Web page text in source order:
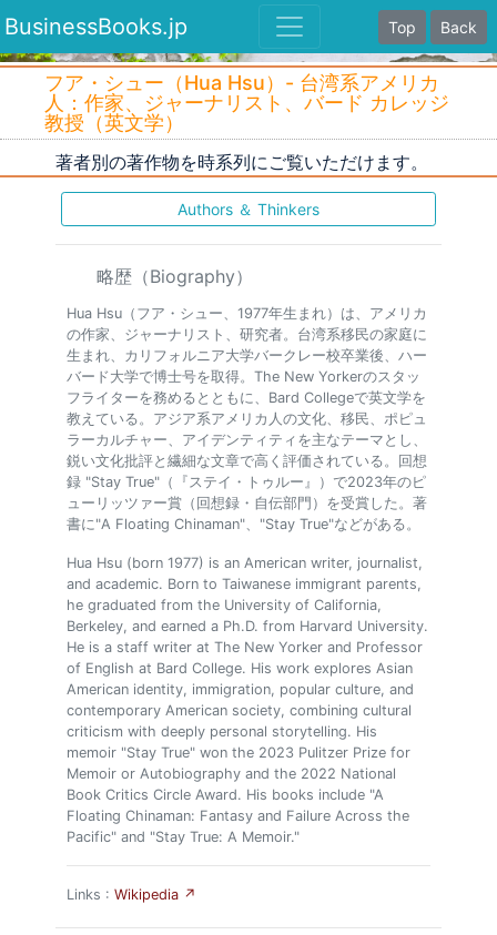
BusinessBooks.jp Top Back
フア・シュー（Hua Hsu）- 台湾系アメリカ
人：作家、ジャーナリスト、バード カレッジ
教授（英文学）
著者別の著作物を時系列にご覧いただけます。
Authors ＆ Thinkers
略歴（Biography）
Hua Hsu（フア・シュー、1977年生まれ）は、アメリカ
の作家、ジャーナリスト、研究者。台湾系移民の家庭に
生まれ、カリフォルニア大学バークレー校卒業後、ハー
バード大学で博士号を取得。The New Yorkerのスタッ
フライターを務めるとともに、Bard Collegeで英文学を
教えている。アジア系アメリカ人の文化、移民、ポピュ
ラーカルチャー、アイデンティティを主なテーマとし、
鋭い文化批評と繊細な文章で高く評価されている。回想
録 "Stay True"（『ステイ・トゥルー』）で2023年のピ
ューリッツァー賞（回想録・自伝部門）を受賞した。著
書に"A Floating Chinaman"、"Stay True"などがある。
Hua Hsu (born 1977) is an American writer, journalist,
and academic. Born to Taiwanese immigrant parents,
he graduated from the University of California,
Berkeley, and earned a Ph.D. from Harvard University.
He is a staff writer at The New Yorker and Professor
of English at Bard College. His work explores Asian
American identity, immigration, popular culture, and
contemporary American society, combining cultural
criticism with deeply personal storytelling. His
memoir "Stay True" won the 2023 Pulitzer Prize for
Memoir or Autobiography and the 2022 National
Book Critics Circle Award. His books include "A
Floating Chinaman: Fantasy and Failure Across the
Pacific" and "Stay True: A Memoir."
Links : Wikipedia ↗